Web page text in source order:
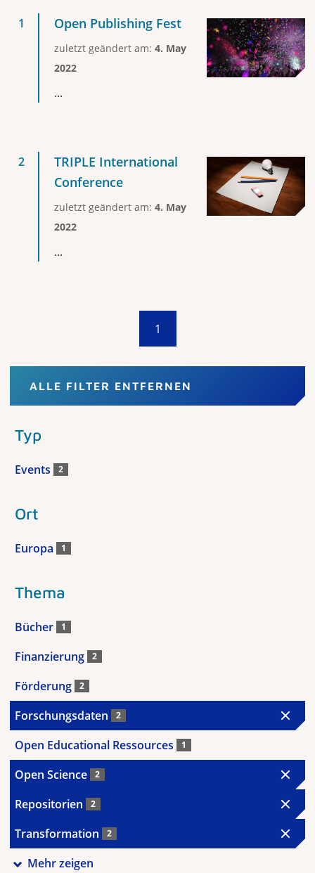
Open Publishing Fest
zuletzt geändert am: 4. May
2022
...
TRIPLE International
Conference
zuletzt geändert am: 4. May
2022
...
1
ALLE FILTER ENTFERNEN
Typ
Events 2
Ort
Europa 1
Thema
Bücher 1
Finanzierung 2
Förderung 2
Forschungsdaten 2
Open Educational Ressources 1
Open Science 2
Repositorien 2
Transformation 2
Mehr zeigen